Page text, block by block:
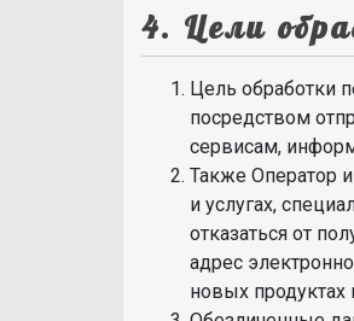
4. Цели
Цель обработки
посредством
сервисам,
Также Оператор
и услугах,
отказаться от
адрес
новых продуктах